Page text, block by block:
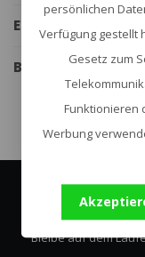
Eigenschaften
Bewertungen
Bleibe auf dem
persönlichen
Verfügung gestellt
Gesetz zum
Funktionieren
Werbung